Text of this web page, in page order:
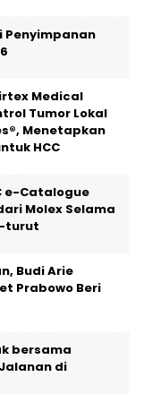
Penyimpanan
Medical
Tumor Lokal
Menetapkan
HCC
e-Catalogue
Molex Selama
turut
Budi Arie
Prabowo Beri
bersama
di